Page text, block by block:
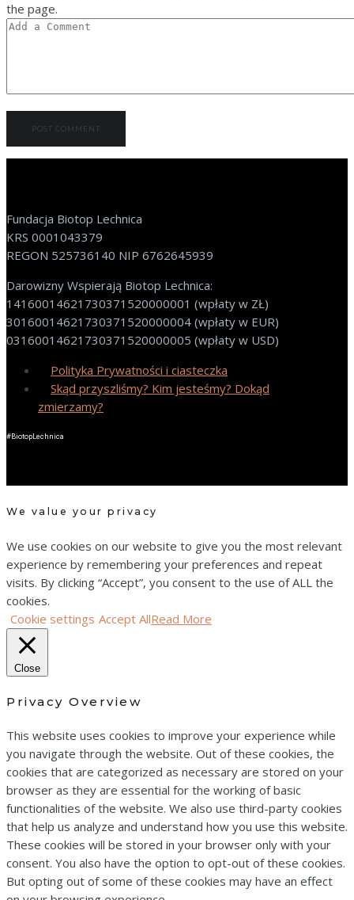
the page.
Fundacja Biotop Lechnica
KRS 0001043379
REGON 525736140 NIP 6762645939
Darowizny Wspierają Biotop Lechnica:
14160014621730371520000001 (wpłaty w ZŁ)
30160014621730371520000004 (wpłaty w EUR)
03160014621730371520000005 (wpłaty w USD)
Polityka Prywatności i ciasteczka
Skąd przyszliśmy? Kim jesteśmy? Dokąd
zmierzamy?
#BiotopLechnica
We value your privacy
We use cookies on our website to give you the most relevant
experience by remembering your preferences and repeat
visits. By clicking “Accept”, you consent to the use of ALL the
cookies.
Cookie settings Accept AllRead More
Close
Privacy Overview
This website uses cookies to improve your experience while
you navigate through the website. Out of these cookies, the
cookies that are categorized as necessary are stored on your
browser as they are essential for the working of basic
functionalities of the website. We also use third-party cookies
that help us analyze and understand how you use this website.
These cookies will be stored in your browser only with your
consent. You also have the option to opt-out of these cookies.
But opting out of some of these cookies may have an effect